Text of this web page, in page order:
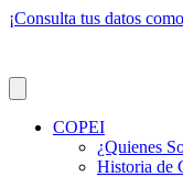
¡Consulta tus datos
COPEI
¿Quienes
Historia de